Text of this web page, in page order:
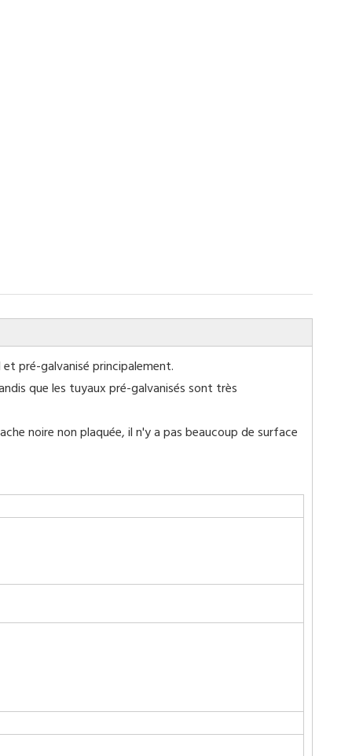
pré-galvanisé principalement.
que les tuyaux pré-galvanisés sont très
noire non plaquée, il n'y a pas beaucoup de surface